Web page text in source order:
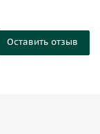
Оставить отзыв